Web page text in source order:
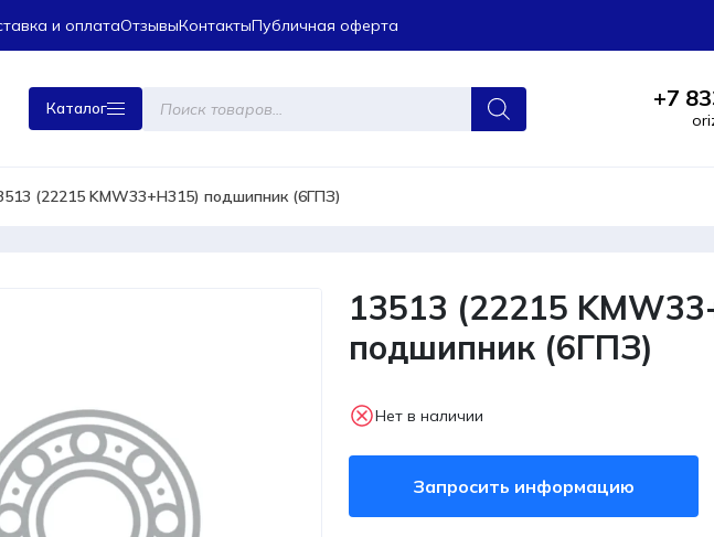
и оплатаОтзывыКонтактыПубличная оферта
Каталог
Поиск
товаров +7
(22215 KMW33+H315) подшипник (6ГПЗ)
13513 (22215
подшипник (6ГПЗ)
Нет в наличии
Запросить информацию